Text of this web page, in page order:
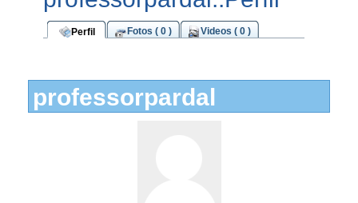
Perfil Fotos ( 0 ) Videos ( 0 )
professorpardal